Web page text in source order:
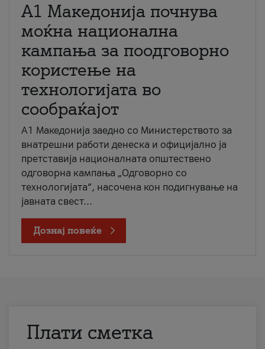
A1 Македонија почнува
моќна национална
кампања за поодговорно
користење на
технологијата во
сообраќајот
A1 Македонија заедно со Министерството за
внатрешни работи денеска и официјално ја
претставија националната општествено
одговорна кампања „Одговорно со
технологијата“, насочена кон подигнување на
јавната свест...
Дознај повеќе
Плати сметка